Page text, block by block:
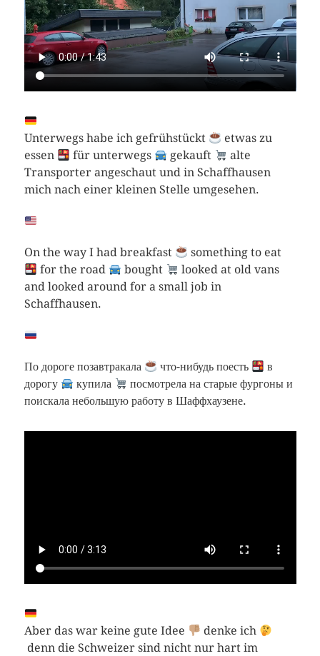
Unterwegs habe ich gefrühstückt
etwas zu
essen
für unterwegs gekauft
alte
Transporter angeschaut und in Schaffhausen
mich nach einer kleinen Stelle umgesehen.
On the way I had breakfast
something to eat
for the road
bought
looked at old vans
and looked around for a small job in
Schaffhausen.
По дороге позавтракала что-нибудь поесть
в
дорогу
купила
посмотрела на старые фургоны и
поискала небольшую работу в Шаффхаузене.
Aber das war keine gute Idee
denke ich
denn die Schweizer sind nicht nur hart im